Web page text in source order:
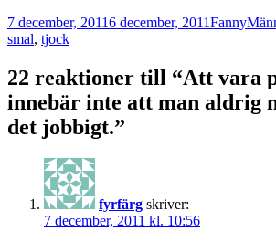
Postat
7 december, 20116 december, 2011Författare
Fanny
smal, tjock
22 reaktioner till “Att vara
innebär inte att man aldrig
det jobbigt.”
fyrfärg skriver:
7 december, 2011 kl. 10:56